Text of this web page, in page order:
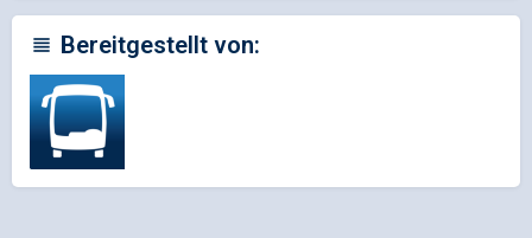
Bereitgestellt von: